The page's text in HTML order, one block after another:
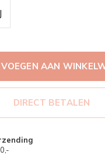
AAN
DIRECT BETALEN